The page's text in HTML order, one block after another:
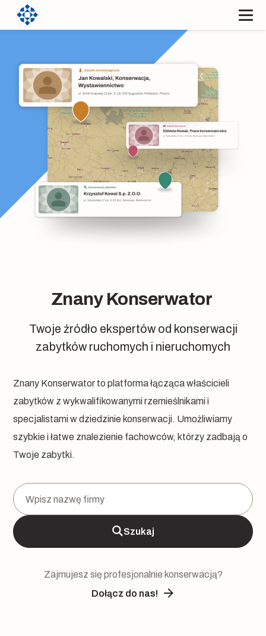
Znany Konserwator
Twoje źródło ekspertów od konserwacji
zabytków ruchomych i nieruchomych
Znany Konserwator to platforma łącząca właścicieli
zabytków z wykwalifikowanymi rzemieślnikami i
specjalistami w dziedzinie konserwacji. Umożliwiamy
szybkie i łatwe znalezienie fachowców, którzy zadbają o
Twoje zabytki.
Szukaj
Zajmujesz się profesjonalnie konserwacją?
Dołącz do nas!